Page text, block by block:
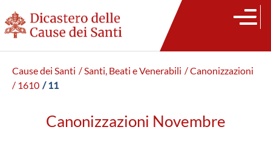
Cause dei Santi / Santi, Beati e Venerabili / Canonizzazioni
/ 1610 / 11
Canonizzazioni Novembre